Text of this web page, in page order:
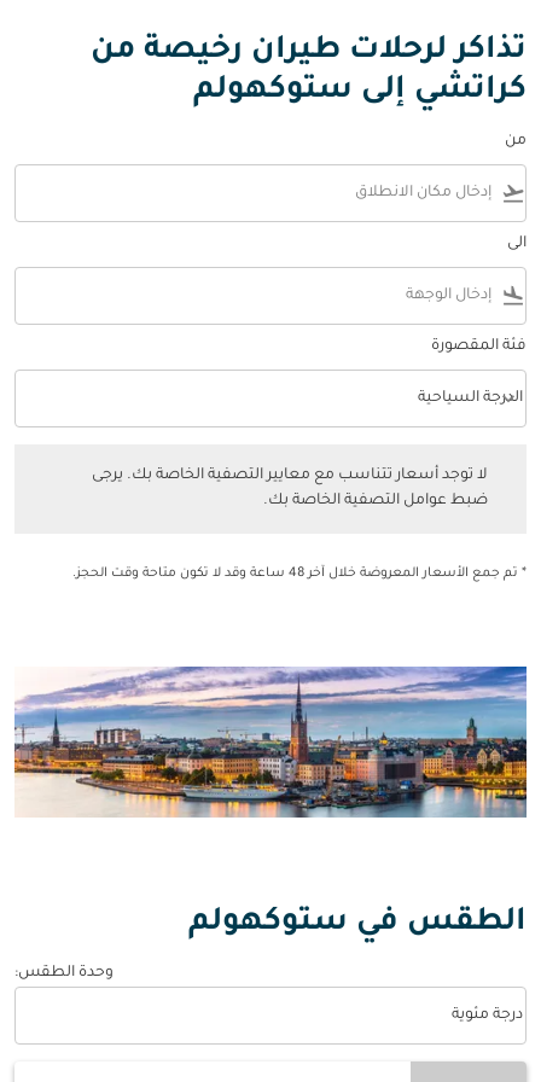
تذاكر لرحلات طيران رخيصة من
كراتشي إلى ستوكهولم
من
flight_takeoff
الى
flight_land
فئة المقصورة
فئة المقصورة option الدرجة السياحية Selected
الدرجة السياحية
keyboard_arrow_down
لا توجد أسعار تتناسب مع معايير التصفية الخاصة بك. يرجى
ضبط عوامل التصفية الخاصة بك.
* تم جمع الأسعار المعروضة خلال آخر 48 ساعة وقد لا تكون متاحة وقت الحجز.
الطقس في ستوكهولم
وحدة الطقس:
درجة مئوية